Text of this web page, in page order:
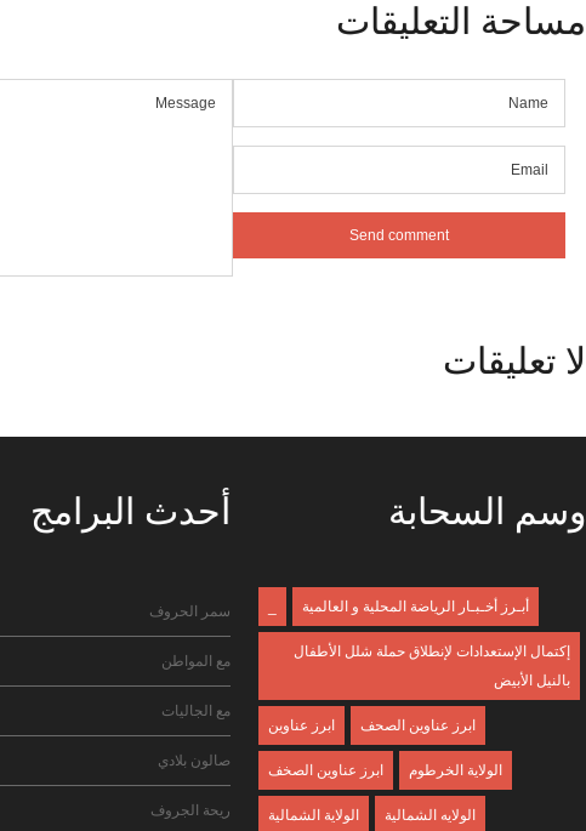
مساحة التعليقات
لاتعليقات
أحدث البرامج
سمر الحروف
مع المواطن
مع الجاليات
صالون بلادي
ريحة الجروف
وسم السحابة
أبـرز أخـبـار الرياضة المحلية و العالمية
إكتمال الإستعدادات لإنطلاق حملة شلل الأطفال
بالنيل الأبيض
ابرز عناوين ابرز عناوين الصحف
ابرز عناوين الصخف الولاية الخرطوم
الولاية الشمالية الولايه الشمالية